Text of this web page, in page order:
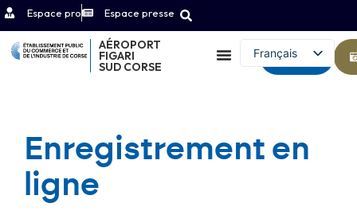
Espace pro Espace presse
AÉROPORT
FIGARI
SUD CORSE
Français
English (UK)
Contact
Enregistrement en
ligne